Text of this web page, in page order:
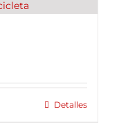
Detalles